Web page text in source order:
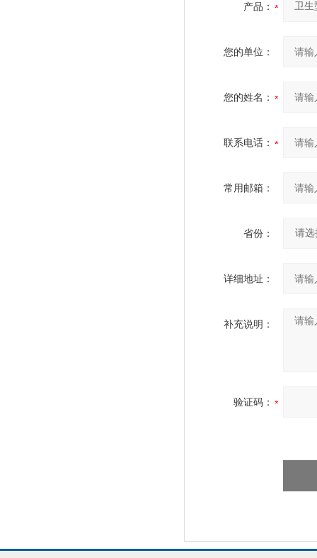
产品：
您的单位：
您的姓名：
联系电话：
常用邮箱：
省份：
详细地址：
补充说明：
验证码：